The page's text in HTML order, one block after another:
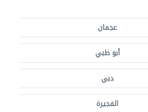
عجمان
أبو ظبي
دبي
الفجيرة